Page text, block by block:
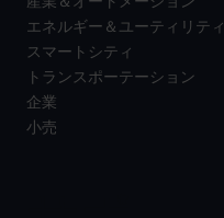
エネルギー＆ユーティリティ
スマートシティ
トランスポーテーション
企業
小売